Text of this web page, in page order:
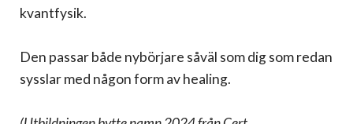
kvantfysik.
Den passar både nybörjare såväl som dig som redan
sysslar med någon form av healing.